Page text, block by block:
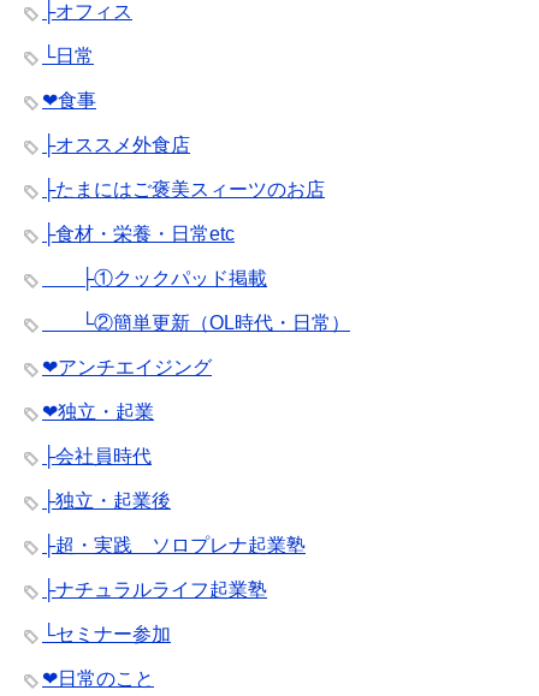
├オフィス
└日常
❤︎食事
├オススメ外食店
├たまにはご褒美スィーツのお店
├食材・栄養・日常etc
├①クックパッド掲載
└②簡単更新（OL時代・日常）
❤︎アンチエイジング
❤︎独立・起業
├会社員時代
├独立・起業後
├超・実践 ソロプレナ起業塾
├ナチュラルライフ起業塾
└セミナー参加
❤︎日常のこと